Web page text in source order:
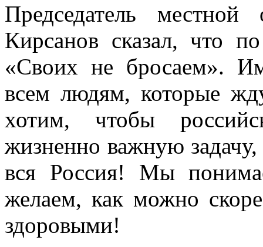
Председатель
Кирсанов сказал, что
«Своих не бросаем».
всем людям, которые
хотим, чтобы
жизненно важную
вся Россия! Мы
желаем, как можно
здоровыми!